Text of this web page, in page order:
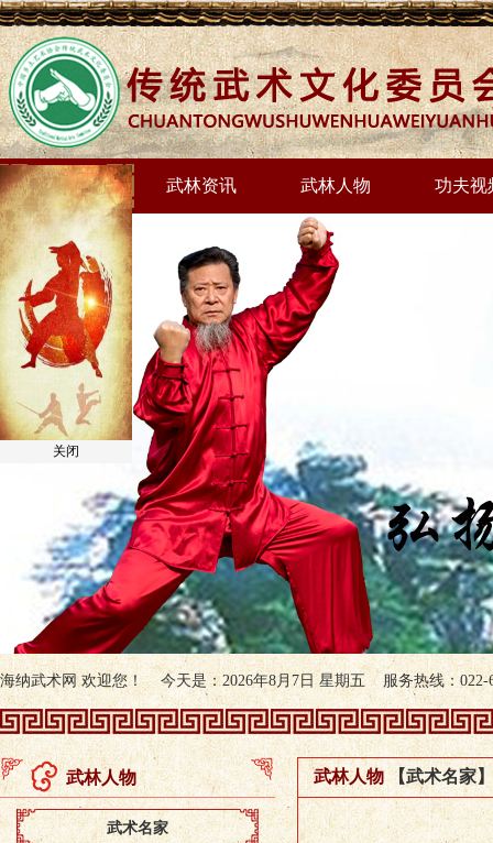
网站首页 武林资讯 武林人物 功夫视
海纳武术网 欢迎您！ 今天是：2026年8月7日 星期五 服务热线：022-
武林人物
武术名家
武林人物【武术名家】
关闭